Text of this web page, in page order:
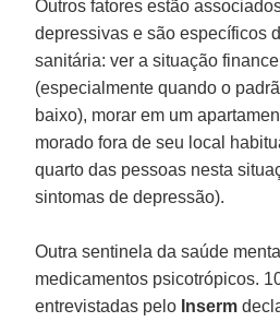
Outros fatores estão
depressivas e são específicos
sanitária: ver a situação
(especialmente quando o
baixo), morar em um
morado fora de seu local
quarto das pessoas nesta
sintomas de depressão).
Outra sentinela da saúde
medicamentos psicotrópicos.
entrevistadas pelo Inserm